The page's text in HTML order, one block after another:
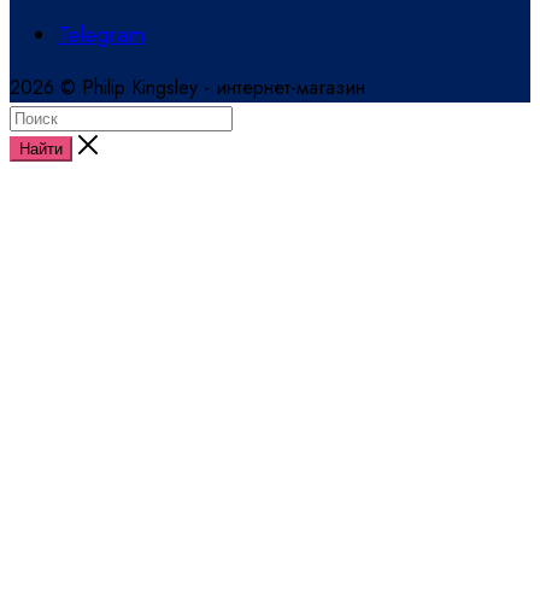
Telegram
2026 © Philip Kingsley - интернет-магазин
Найти